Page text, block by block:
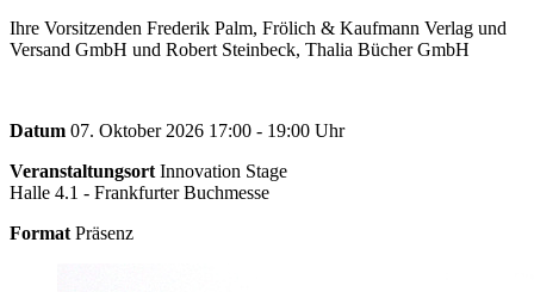
Ihre Vorsitzenden Frederik Palm, Frölich & Kaufmann Verlag und
Versand GmbH und Robert Steinbeck, Thalia Bücher GmbH
Datum 07. Oktober 2026 17:00 - 19:00 Uhr
Veranstaltungsort Innovation Stage
Halle 4.1 - Frankfurter Buchmesse
Format Präsenz